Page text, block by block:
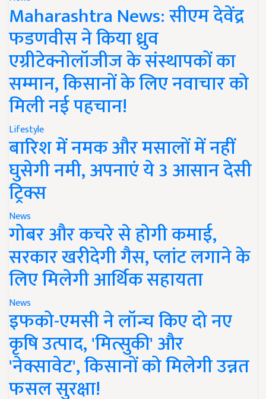
Maharashtra News: सीएम देवेंद्र
फडणवीस ने किया ध्रुव
एग्रीटेक्नोलॉजीज के संस्थापकों का
सम्मान, किसानों के लिए नवाचार को
मिली नई पहचान!
Lifestyle
बारिश में नमक और मसालों में नहीं
घुसेगी नमी, अपनाएं ये 3 आसान देसी
ट्रिक्स
News
गोबर और कचरे से होगी कमाई,
सरकार खरीदेगी गैस, प्लांट लगाने के
लिए मिलेगी आर्थिक सहायता
News
इफको-एमसी ने लॉन्च किए दो नए
कृषि उत्पाद, 'मित्सुकी' और
'नेक्सावेट', किसानों को मिलेगी उन्नत
फसल सुरक्षा!